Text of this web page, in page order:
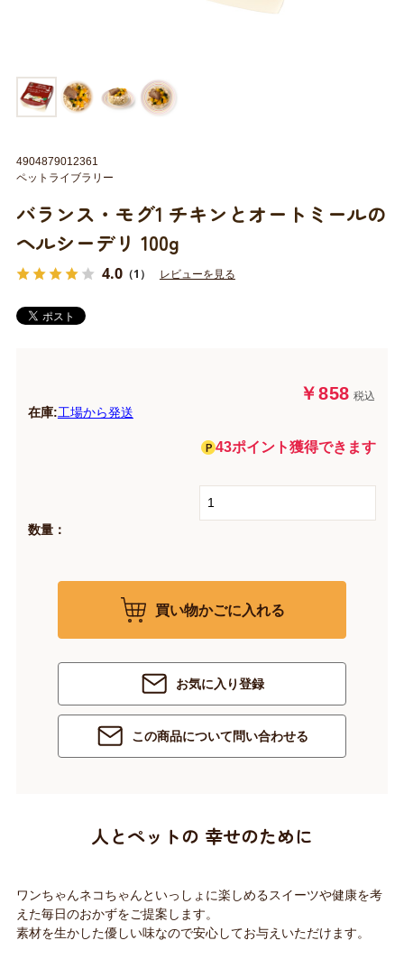
バランス・モグ1 チキンとオートミールの
ヘルシーデリ 100g
4.0（1） レビューを見る
￥858 税込
在庫:工場から発送
43ポイント獲得できます
数量：
買い物かごに入れる
お気に入り登録
この商品について問い合わせる
4904879012361
ペットライブラリー
人とペットの 幸せのために
ワンちゃんネコちゃんといっしょに楽しめるスイーツや健康を考
えた毎日のおかずをご提案します。
素材を生かした優しい味なので安心してお与えいただけます。